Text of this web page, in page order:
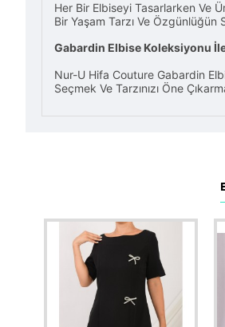
Her Bir Elbiseyi Tasarlarken Ve
Bir Yaşam Tarzı Ve Özgünlüğün
Gabardin Elbise Koleksiyonu İle
Nur-U Hifa Couture Gabardin
Seçmek Ve Tarzınızı Öne